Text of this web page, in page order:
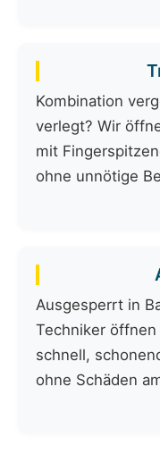
Kombination
verlegt? Wir
mit
ohne unnötige
Ausgesperrt in
Techniker
schnell,
ohne Schäden